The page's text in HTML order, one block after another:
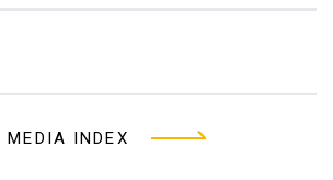
MEDIA INDEX